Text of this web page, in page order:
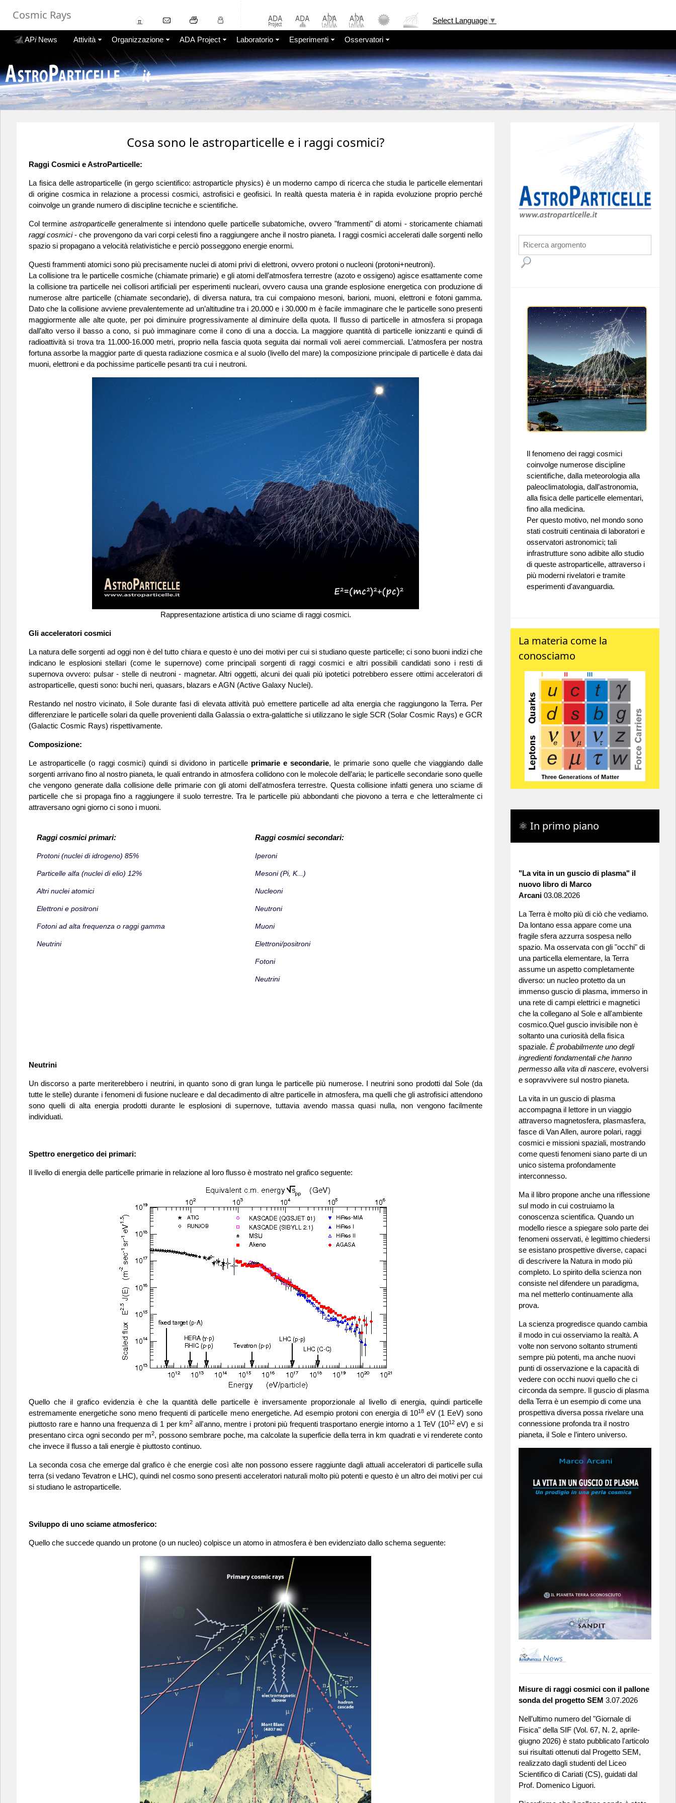
Cosmic Rays Select Language ▼
APiNews Attività Organizzazione ADA Project Laboratorio Esperimenti Osservatori
Cosa sono le astroparticelle e i raggi cosmici?
Raggi Cosmici e AstroParticelle:
La fisica delle astroparticelle (in gergo scientifico: astroparticle physics) è un moderno campo di ricerca che studia le particelle elementari
di origine cosmica in relazione a processi cosmici, astrofisici e geofisici. In realtà questa materia è in rapida evoluzione proprio perché
coinvolge un grande numero di discipline tecniche e scientifiche.
Col termine astroparticellegeneralmente si intendono quelle particelle subatomiche, ovvero "frammenti" di atomi - storicamente chiamati
raggi cosmici- che provengono da vari corpi celesti fino a raggiungere anche il nostro pianeta. I raggi cosmici accelerati dalle sorgenti nello
spazio si propagano a velocità relativistiche e perciò posseggono energie enormi.
Questi frammenti atomici sono più precisamente nuclei di atomi privi di elettroni, ovvero protoni o nucleoni (protoni+neutroni).
La collisione tra le particelle cosmiche (chiamate primarie) e gli atomi dell’atmosfera terrestre (azoto e ossigeno) agisce esattamente come
la collisione tra particelle nei collisori artificiali per esperimenti nucleari, ovvero causa una grande esplosione energetica con produzione di
numerose altre particelle (chiamate secondarie), di diversa natura, tra cui compaiono mesoni, barioni, muoni, elettroni e fotoni gamma.
Dato che la collisione avviene prevalentemente ad un’altitudine tra i 20.000 e i 30.000 m è facile immaginare che le particelle sono presenti
maggiormente alle alte quote, per poi diminuire progressivamente al diminuire della quota. Il flusso di particelle in atmosfera si propaga
dall’alto verso il basso a cono, si può immaginare come il cono di una a doccia. La maggiore quantità di particelle ionizzanti e quindi di
radioattività si trova tra 11.000-16.000 metri, proprio nella fascia quota seguita dai normali voli aerei commerciali. L’atmosfera per nostra
fortuna assorbe la maggior parte di questa radiazione cosmica e al suolo (livello del mare) la composizione principale di particelle è data dai
muoni, elettroni e da pochissime particelle pesanti tra cui i neutroni.
Rappresentazione artistica di uno sciame di raggi cosmici.
Gli acceleratori cosmici
La natura delle sorgenti ad oggi non è del tutto chiara e questo è uno dei motivi per cui si studiano queste particelle; ci sono buoni indizi che
indicano le esplosioni stellari (come le supernove) come principali sorgenti di raggi cosmici e altri possibili candidati sono i resti di
supernova ovvero: pulsar - stelle di neutroni - magnetar. Altri oggetti, alcuni dei quali più ipotetici potrebbero essere ottimi acceleratori di
astroparticelle, questi sono: buchi neri, quasars, blazars e AGN (Active Galaxy Nuclei).
Restando nel nostro vicinato, il Sole durante fasi di elevata attività può emettere particelle ad alta energia che raggiungono la Terra. Per
differenziare le particelle solari da quelle provenienti dalla Galassia o extra-galattiche si utilizzano le sigle SCR (Solar Cosmic Rays) e GCR
(Galactic Cosmic Rays) rispettivamente.
Composizione:
Le astroparticelle (o raggi cosmici) quindi si dividono in particelleprimarie e secondarie, le primarie sono quelle che viaggiando dalle
sorgenti arrivano fino al nostro pianeta, le quali entrando in atmosfera collidono con le molecole dell’aria; le particelle secondarie sono quelle
che vengono generate dalla collisione delle primarie con gli atomi dell'atmosfera terrestre. Questa collisione infatti genera uno sciame di
particelle che si propaga fino a raggiungere il suolo terrestre. Tra le particelle più abbondanti che piovono a terra e che letteralmente ci
attraversano ogni giorno ci sono i muoni.
Raggi cosmici primari:
Protoni (nuclei di idrogeno) 85%
Particelle alfa (nuclei di elio) 12%
Altri nuclei atomici
Elettroni e positroni
Fotoni ad alta frequenza o raggi gamma
Neutrini
Raggi cosmici secondari:
Iperoni
Mesoni (Pi, K...)
Nucleoni
Neutroni
Muoni
Elettroni/positroni
Fotoni
Neutrini
Neutrini
Un discorso a parte meriterebbero i neutrini, in quanto sono di gran lunga le particelle più numerose. I neutrini sono prodotti dal Sole (da
tutte le stelle) durante i fenomeni di fusione nucleare e dal decadimento di altre particelle in atmosfera, ma quelli che gli astrofisici attendono
sono quelli di alta energia prodotti durante le esplosioni di supernove, tuttavia avendo massa quasi nulla, non vengono facilmente
individuati.
Spettro energetico dei primari:
Il livello di energia delle particelle primarie in relazione al loro flusso è mostrato nel grafico seguente:
Quello che il grafico evidenzia è che la quantità delle particelle è inversamente proporzionale al livello di energia, quindi particelle
estremamente energetiche sono meno frequenti di particelle meno energetiche. Ad esempio protoni con energia di 1018 eV (1 EeV) sono
piuttosto rare e hanno una frequenza di 1 per km2 all'anno, mentre i protoni più frequenti trasportano energie intorno a 1 TeV (1012eV) e si
presentano circa ogni secondo per m2, possono sembrare poche, ma calcolate la superficie della terra in km quadrati e vi renderete conto
che invece il flusso a tali energie è piuttosto continuo.
La seconda cosa che emerge dal grafico è che energie così alte non possono essere raggiunte dagli attuali acceleratori di particelle sulla
terra (si vedano Tevatron e LHC), quindi nel cosmo sono presenti acceleratori naturali molto più potenti e questo è un altro dei motivi per cui
si studiano le astroparticelle.
Sviluppo di uno sciame atmosferico:
Quello che succede quando un protone (o un nucleo) colpisce un atomo in atmosfera è ben evidenziato dallo schema seguente:
Il fenomeno dei raggi cosmici
coinvolge numerose discipline
scientifiche, dalla meteorologia alla
paleoclimatologia, dall’astronomia,
alla fisica delle particelle elementari,
fino alla medicina.
Per questo motivo, nel mondo sono
stati costruiti centinaia di laboratori e
osservatori astronomici; tali
infrastrutture sono adibite allo studio
di queste astroparticelle, attraverso i
più moderni rivelatori e tramite
esperimenti d'avanguardia.
La materia come la
conosciamo
⚛ In primo piano
"La vita in un guscio di plasma" il
nuovo libro di Marco
Arcani03.08.2026
La Terra è molto più di ciò che vediamo.
Da lontano essa appare come una
fragile sfera azzurra sospesa nello
spazio. Ma osservata con gli "occhi" di
una particella elementare, la Terra
assume un aspetto completamente
diverso: un nucleo protetto da un
immenso guscio di plasma, immerso in
una rete di campi elettrici e magnetici
che la collegano al Sole e all'ambiente
cosmico.Quel guscio invisibile non è
soltanto una curiosità della fisica
spaziale.È probabilmente uno degli
ingredienti fondamentali che hanno
permesso alla vita di nascere, evolversi
e sopravvivere sul nostro pianeta.
La vita in un guscio di plasma
accompagna il lettore in un viaggio
attraverso magnetosfera, plasmasfera,
fasce di Van Allen, aurore polari, raggi
cosmici e missioni spaziali, mostrando
come questi fenomeni siano parte di un
unico sistema profondamente
interconnesso.
Ma il libro propone anche una riflessione
sul modo in cui costruiamo la
conoscenza scientifica. Quando un
modello riesce a spiegare solo parte dei
fenomeni osservati, è legittimo chiedersi
se esistano prospettive diverse, capaci
di descrivere la Natura in modo più
completo. Lo spirito della scienza non
consiste nel difendere un paradigma,
ma nel metterlo continuamente alla
prova.
La scienza progredisce quando cambia
il modo in cui osserviamo la realtà. A
volte non servono soltanto strumenti
sempre più potenti, ma anche nuovi
punti di osservazione e la capacità di
vedere con occhi nuovi quello che ci
circonda da sempre. Il guscio di plasma
della Terra è un esempio di come una
prospettiva diversa possa rivelare una
connessione profonda tra il nostro
pianeta, il Sole e l’intero universo.
Misure di raggi cosmici con il pallone
sonda del progetto SEM3.07.2026
Nell’ultimo numero del "Giornale di
Fisica" della SIF (Vol. 67, N. 2, aprile-
giugno 2026) è stato pubblicato l'articolo
sui risultati ottenuti dal Progetto SEM,
realizzato dagli studenti del Liceo
Scientifico di Cariati (CS), guidati dal
Prof. Domenico Liguori.